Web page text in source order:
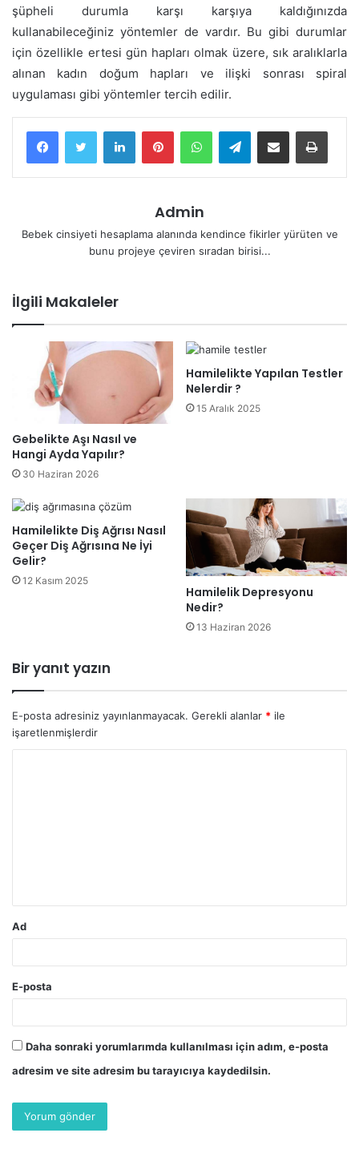
şüpheli durumla karşı karşıya kaldığınızda
kullanabileceğiniz yöntemler de vardır. Bu gibi durumlar
için özellikle ertesi gün hapları olmak üzere, sık aralıklarla
alınan kadın doğum hapları ve ilişki sonrası spiral
uygulaması gibi yöntemler tercih edilir.
LinkedInPinterestWhatsAppTelegramE-Posta ile paylaş Yazdır
Admin
Bebek cinsiyeti hesaplama alanında kendince fikirler yürüten ve
bunu projeye çeviren sıradan birisi...
İlgili Makaleler
Gebelikte Aşı Nasıl ve
Hangi Ayda Yapılır?
30 Haziran 2026
Hamilelikte Yapılan Testler
Nelerdir ?
15 Aralık 2025
Hamilelikte Diş Ağrısı Nasıl
Geçer Diş Ağrısına Ne İyi
Gelir?
12 Kasım 2025
Hamilelik Depresyonu
Nedir?
13 Haziran 2026
Bir yanıt yazın
E-posta adresiniz yayınlanmayacak. Gerekli alanlar * ile
işaretlenmişlerdir
Ad
E-posta
Daha sonraki yorumlarımda kullanılması için adım, e-posta
adresim ve site adresim bu tarayıcıya kaydedilsin.